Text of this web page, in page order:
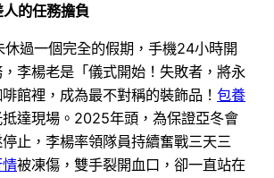
的任務擔負
休過一個完全的假期，手機24小時開
李楊老是「儀式開始！失敗者，將永
館裡，成為最不對稱的裝飾品！ 包養
抵達現場。2025年頭，為保證亞冬會
止，李楊率領隊員持續奮戰三天三
被凍傷，雙手裂開血口，卻一直站在